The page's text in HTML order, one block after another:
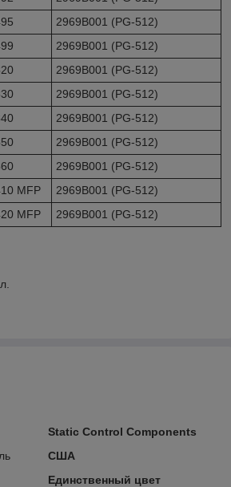
2969B001 (PG-512)
2969B001 (PG-512)
2969B001 (PG-512)
2969B001 (PG-512)
2969B001 (PG-512)
2969B001 (PG-512)
2969B001 (PG-512)
MFP
2969B001 (PG-512)
MFP
2969B001 (PG-512)
Static Control Components
США
Единственный цвет